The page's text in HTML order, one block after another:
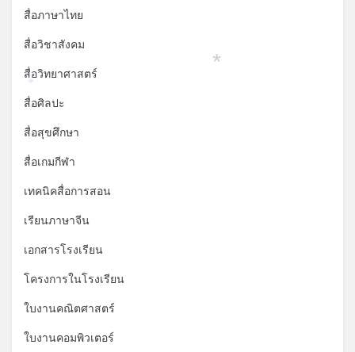
สื่อภาษาไทย
สื่อวิชาสังคม
สื่อวิทยาศาสตร์
สื่อศิลปะ
สื่อสุขศึกษา
สื่อเกมกีฬา
เทคนิคสื่อการสอน
เรียนภาษาจีน
เอกสารโรงเรียน
โครงการในโรงเรียน
ใบงานคณิตศาสตร์
ใบงานคอมพิวเตอร์
*